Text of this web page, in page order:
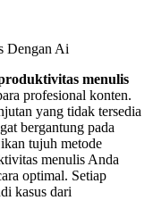
Dengan Ai
menulis
profesional konten.
yang tidak tersedia
bergantung pada
tujuh metode
menulis Anda
optimal. Setiap
kasus dari